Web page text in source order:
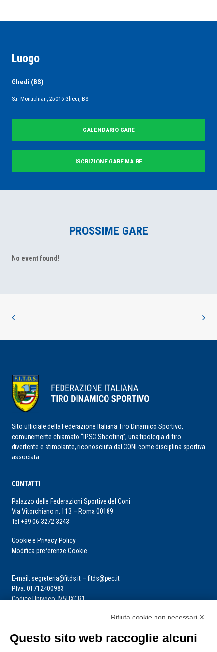
Luogo
Ghedi (BS)
Str. Montichiari, 25016 Ghedi, BS
CALENDARIO GARE
ISCRIZIONE GARE MA.RE
PROSSIME GARE
No event found!
Sito ufficiale della Federazione Italiana Tiro Dinamico Sportivo,
comunemente chiamato “IPSC Shooting”, una tipologia di tiro
divertente e stimolante, riconosciuta dal CONI come disciplina sportiva
associata.
CONTATTI
Palazzo delle Federazioni Sportive del Coni
Via Vitorchiano n. 113 – Roma 00189
Tel +39 06 3272 3243
Cookie e Privacy Policy
Modifica preferenze Cookie
E-mail: segreteria@fitds.it – fitds@pec.it
P.Iva: 01712400983
Codice Univoco: M5UXCR1
La segreteria è aperta dal lunedì al venerdì dalle ore 9:00 alle ore 14:00
Rifiuta cookie non necessari ✕
Questo sito web raccoglie alcuni